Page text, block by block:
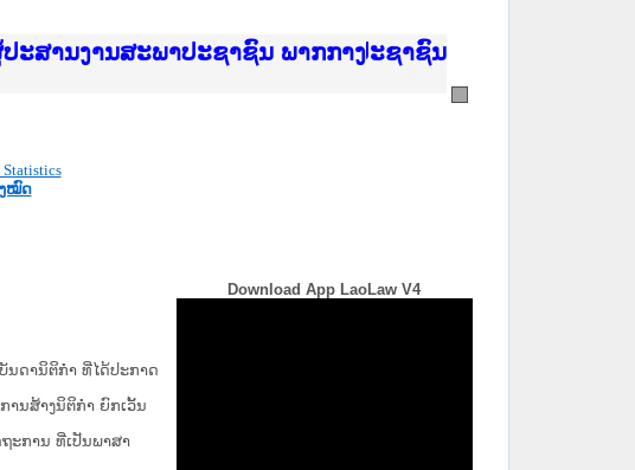
າຍລາວ ທີ່ ສະຖາບັນຍຸຕິທຳແຫ່ງຊາດ
ະສານງານສະພາປະຊາຊົນ ພາກເໜືອ
ເຫດທາງລັດຖະການ
ານ ສຳລັບ ພາກກາງ
ານ ສຳລັບ ພາກໃຕ້
ດຖະການ ທີ່ ວິທະຍາຄານຕຳຫຼວດປະຊາຊົນ
ດຖະການ ທີ່ ວິທະຍາຄານສັນຕິບານປະຊາຊົນ
ນງານຂັ້ນແຂວງພາກເໜືອ
ສານງານສະພາປະຊາຊົນ ພາກກາງ
ໝົດ
ນ​ດາ​ນິ​ຕິ​ກຳ ທີ່ໄດ້ປະກາດ
ນ​ສ້າງ​ນິ​ຕິ​ກຳ ຍົກ​ເວັ້ນ​
ະການ ທີ່ເປັນພາສາ
Download App LaoLaw V4